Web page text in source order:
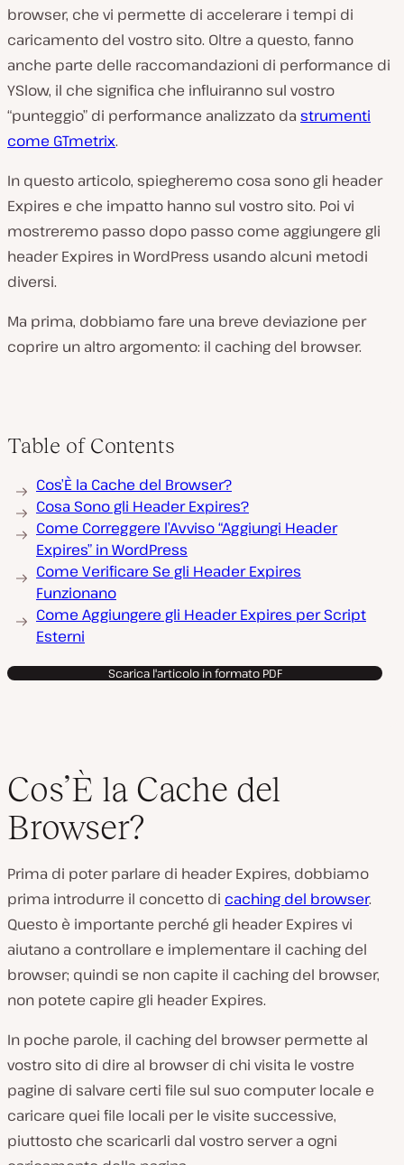
browser, che vi permette di accelerare i tempi di
caricamento del vostro sito. Oltre a questo, fanno
anche parte delle raccomandazioni di performance di
YSlow, il che significa che influiranno sul vostro
“punteggio” di performance analizzato da strumenti
come GTmetrix.
In questo articolo, spiegheremo cosa sono gli header
Expires e che impatto hanno sul vostro sito. Poi vi
mostreremo passo dopo passo come aggiungere gli
header Expires in WordPress usando alcuni metodi
diversi.
Ma prima, dobbiamo fare una breve deviazione per
coprire un altro argomento: il caching del browser.
Table of Contents
Cos’È la Cache del Browser?
Cosa Sono gli Header Expires?
Come Correggere l’Avviso “Aggiungi Header
Expires” in WordPress
Come Verificare Se gli Header Expires
Funzionano
Come Aggiungere gli Header Expires per Script
Esterni
Scarica l'articolo in formato PDF
Cos’È la Cache del
Browser?
Prima di poter parlare di header Expires, dobbiamo
prima introdurre il concetto di caching del browser.
Questo è importante perché gli header Expires vi
aiutano a controllare e implementare il caching del
browser; quindi se non capite il caching del browser,
non potete capire gli header Expires.
In poche parole, il caching del browser permette al
vostro sito di dire al browser di chi visita le vostre
pagine di salvare certi file sul suo computer locale e
caricare quei file locali per le visite successive,
piuttosto che scaricarli dal vostro server a ogni